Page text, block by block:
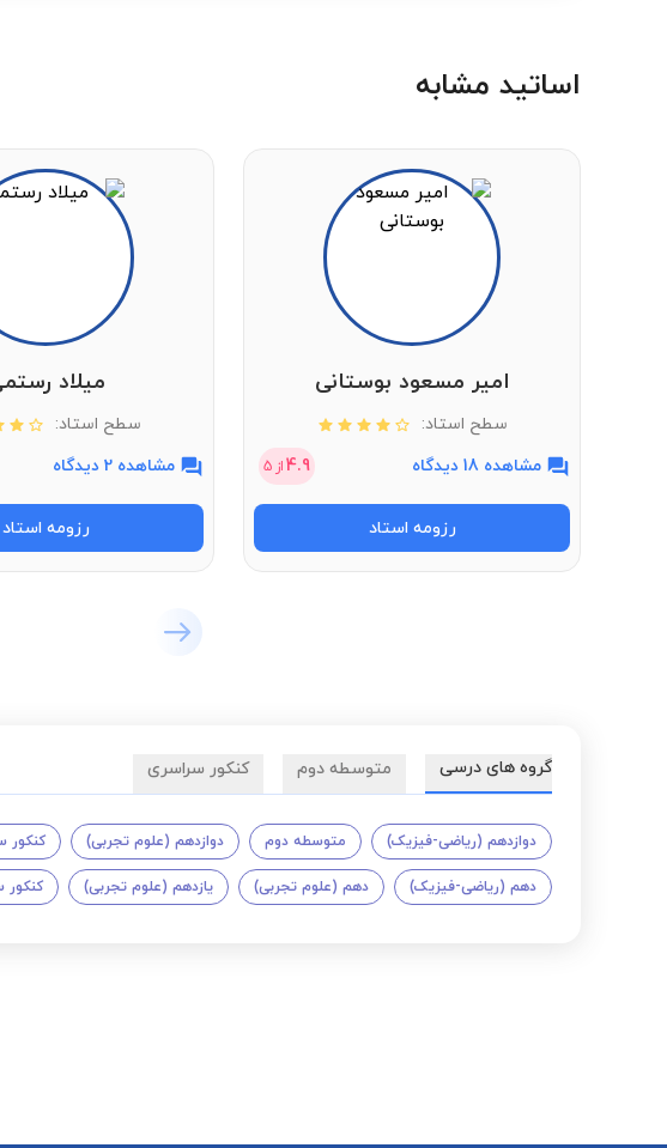
اساتید مشابه
امیر مسعود بوستانی
سطح استاد:
مشاهده 18 دیدگاه
4.9از 5
رزومه استاد
میلاد
سطح استاد:
مشاهده 2 دیدگاه
رزومه استاد
گروه های درسی متوسطه دوم کنکور سراسری
دوازدهم (ریاضی-فیزیک) متوسطه دوم دوازدهم (علوم تجربی) کنکور
دهم (ریاضی-فیزیک) دهم (علوم تجربی) یازدهم (علوم تجربی) کنکور